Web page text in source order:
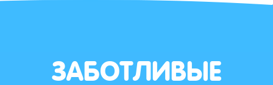
ЗАБОТЛИВЫЕ